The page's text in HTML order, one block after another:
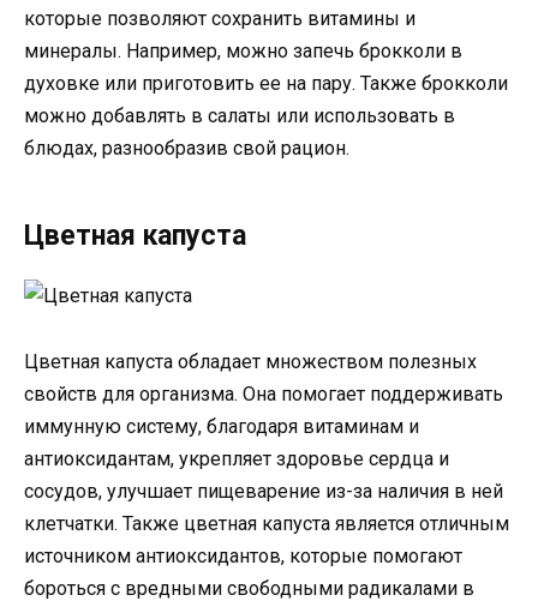
которые позволяют сохранить витамины и
минералы. Например, можно запечь брокколи в
духовке или приготовить ее на пару. Также брокколи
можно добавлять в салаты или использовать в
блюдах, разнообразив свой рацион.
Цветная капуста
Цветная капуста обладает множеством полезных
свойств для организма. Она помогает поддерживать
иммунную систему, благодаря витаминам и
антиоксидантам, укрепляет здоровье сердца и
сосудов, улучшает пищеварение из-за наличия в ней
клетчатки. Также цветная капуста является отличным
источником антиоксидантов, которые помогают
бороться с вредными свободными радикалами в